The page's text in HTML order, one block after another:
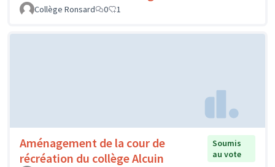
Collège Ronsard
0 1
Aménagement de la cour de
récréation du collège Alcuin
Soumis
au vote